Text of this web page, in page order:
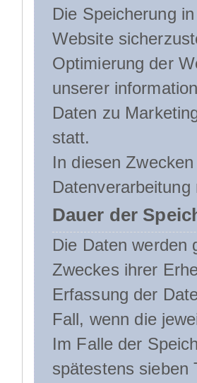
Die Speicherung
Website
Optimierung der
unserer
Daten zu
statt.
In diesen
Dauer der
Die Daten werden
Zweckes ihrer
Erfassung der
Fall, wenn die
Im Falle der
spätestens sieben